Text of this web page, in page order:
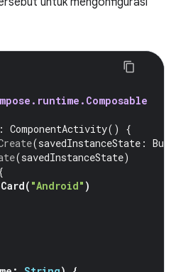
: ComponentActivity()
{
(savedInstanceState :
(savedInstanceState)
( "Android" )